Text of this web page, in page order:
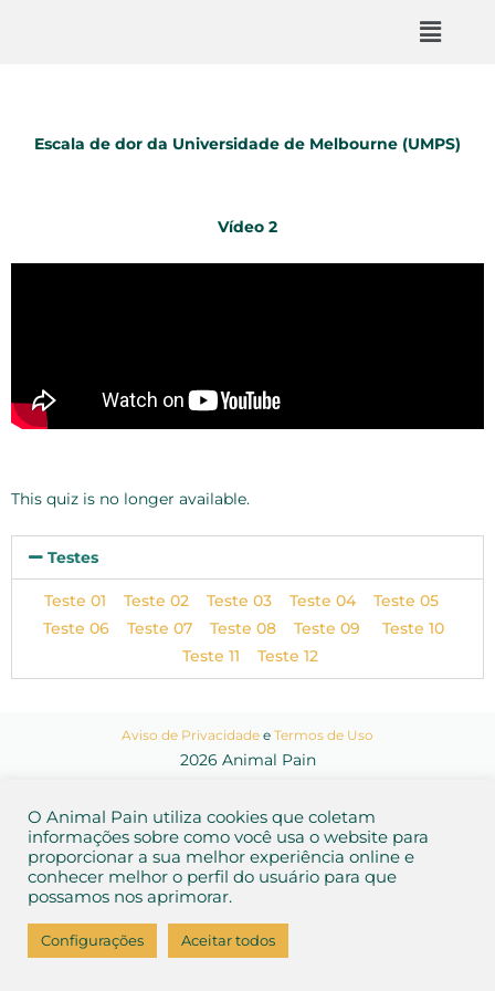
Escala de dor da Universidade de Melbourne (UMPS)
Vídeo 2
This quiz is no longer available.
Testes
Teste 01 Teste 02 Teste 03 Teste 04
Teste 05
Teste 06
Teste 07 Teste 08 Teste 09 Teste 10
Teste 11
Teste 12
Aviso de Privacidade e Termos de Uso
2026 Animal Pain
O Animal Pain utiliza cookies que coletam
informações sobre como você usa o website para
proporcionar a sua melhor experiência online e
conhecer melhor o perfil do usuário para que
possamos nos aprimorar.
Configurações Aceitar todos